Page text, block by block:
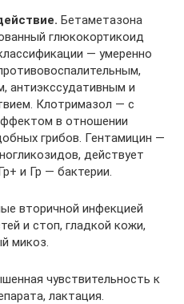
Бетаметазона
глюкокортикоид
— умеренно
антиэкссудативным и
Клотримазол — с
в отношении
грибов. Гентамицин —
действует
и Гр — бактерии.
вторичной инфекцией
и стоп, гладкой кожи,
микоз.
чувствительность к
лактация.